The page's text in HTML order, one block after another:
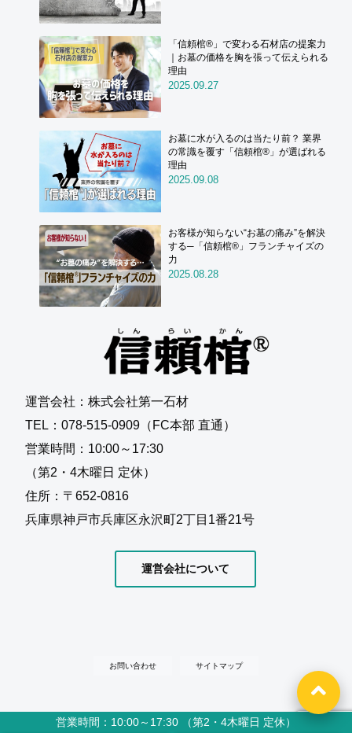
営業時間：10:00～17:30 （第2・4木曜日 定休）
「信頼棺®」で変わる石材店の提案力
｜お墓の価格を胸を張って伝えられる
理由
2025.09.27
お墓に水が入るのは当たり前？ 業界
の常識を覆す「信頼棺®」が選ばれる
理由
2025.09.08
お客様が知らない“お墓の痛み”を解決
する─「信頼棺®」フランチャイズの
力
2025.08.28
運営会社：株式会社第一石材
TEL：078-515-0909（FC本部 直通）
営業時間：10:00～17:30
（第2・4木曜日 定休）
住所：〒652-0816
兵庫県神戸市兵庫区永沢町2丁目1番21号
運営会社について
お問い合わせ サイトマップ